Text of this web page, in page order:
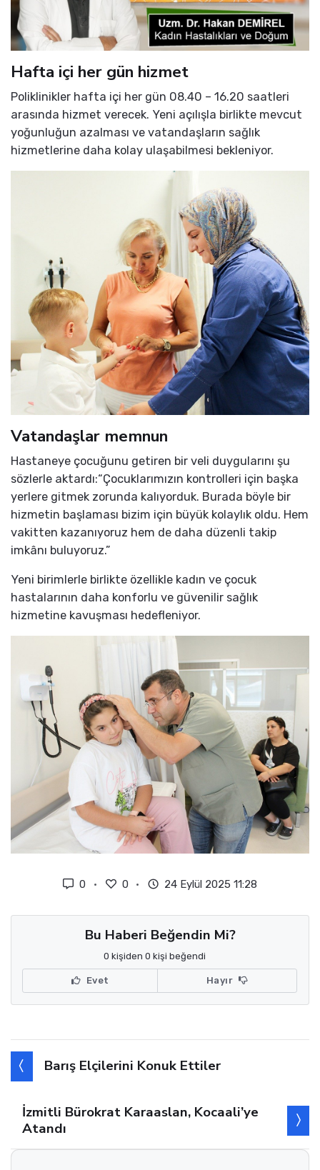
Hafta içi her gün hizmet
Poliklinikler hafta içi her gün 08.40 – 16.20 saatleri
arasında hizmet verecek. Yeni açılışla birlikte mevcut
yoğunluğun azalması ve vatandaşların sağlık
hizmetlerine daha kolay ulaşabilmesi bekleniyor.
Vatandaşlar memnun
Hastaneye çocuğunu getiren bir veli duygularını şu
sözlerle aktardı:“Çocuklarımızın kontrolleri için başka
yerlere gitmek zorunda kalıyorduk. Burada böyle bir
hizmetin başlaması bizim için büyük kolaylık oldu. Hem
vakitten kazanıyoruz hem de daha düzenli takip
imkânı buluyoruz.”
Yeni birimlerle birlikte özellikle kadın ve çocuk
hastalarının daha konforlu ve güvenilir sağlık
hizmetine kavuşması hedefleniyor.
0 0 24 Eylül 2025 11:28
Bu Haberi Beğendin Mi?
0 kişiden 0 kişi beğendi
Evet Hayır
Barış Elçilerini Konuk Ettiler
İzmitli Bürokrat Karaaslan, Kocaali’ye
Atandı